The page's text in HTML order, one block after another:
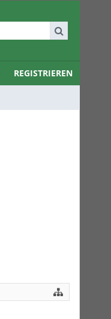
REGISTRIEREN